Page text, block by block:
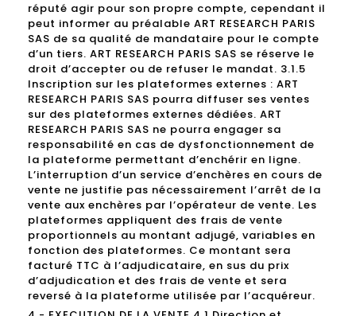
réputé agir pour son propre compte, cependant il
peut informer au préalable ART RESEARCH PARIS
SAS de sa qualité de mandataire pour le compte
d’un tiers. ART RESEARCH PARIS SAS se réserve le
droit d’accepter ou de refuser le mandat. 3.1.5
Inscription sur les plateformes externes : ART
RESEARCH PARIS SAS pourra diffuser ses ventes
sur des plateformes externes dédiées. ART
RESEARCH PARIS SAS ne pourra engager sa
responsabilité en cas de dysfonctionnement de
la plateforme permettant d’enchérir en ligne.
L’interruption d’un service d’enchères en cours de
vente ne justifie pas nécessairement l’arrêt de la
vente aux enchères par l’opérateur de vente. Les
plateformes appliquent des frais de vente
proportionnels au montant adjugé, variables en
fonction des plateformes. Ce montant sera
facturé TTC à l’adjudicataire, en sus du prix
d’adjudication et des frais de vente et sera
reversé à la plateforme utilisée par l’acquéreur.